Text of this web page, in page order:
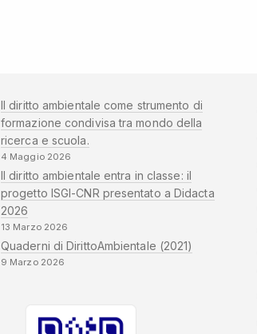
Il diritto ambientale come strumento di
formazione condivisa tra mondo della
ricerca e scuola.
4 Maggio 2026
Il diritto ambientale entra in classe: il
progetto ISGI-CNR presentato a Didacta
2026
13 Marzo 2026
Quaderni di DirittoAmbientale (2021)
9 Marzo 2026